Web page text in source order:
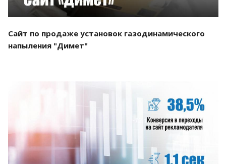
Сайт по продаже установок газодинамического
напыления "Димет"